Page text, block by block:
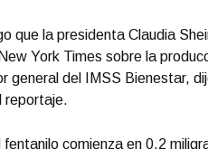
que la presidenta Claudia
York Times sobre la
general del IMSS Bienestar,
reportaje.
fentanilo comienza en 0.2